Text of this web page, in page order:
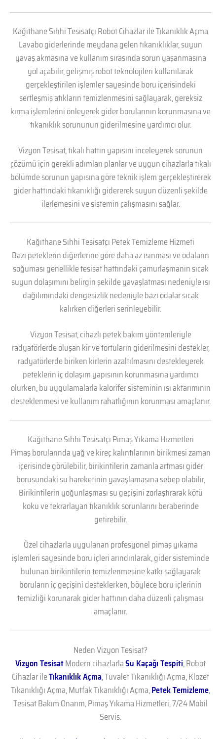
Kağıthane Sıhhi Tesisatçı Robot Cihazlar ile Tıkanıklık Açma
Lavabo giderlerinde meydana gelen tıkanıklıklar, suyun
yavaş akmasına ve kullanım sırasında sorun yaşanmasına
yol açabilir, gelişmiş robot teknolojileri kullanılarak
gerçekleştirilen işlemler sayesinde boru içerisindeki
sertleşmiş atıkların temizlenmesini sağlayarak, gereksiz
kırma işlemlerini önleyerek gider borularının korunmasına ve
tıkanıklık sorununun giderilmesine yardımcı olur.
Vizyon Tesisat, tıkalı hattın yapısını inceleyerek sorunun
çözümü için gerekli adımları planlar ve uygun cihazlarla tıkalı
bölümde sorunun yapısına göre teknik işlem gerçekleştirerek
gider hattındaki tıkanıklığı gidererek suyun düzenli şekilde
ilerlemesini ve sistemin çalışmasını sağlar.
Kağıthane Sıhhi Tesisatçı Petek Temizleme Hizmeti
Bazı peteklerin diğerlerine göre daha az ısınması ve odaların
soğuması genellikle tesisat hattındaki çamurlaşmanın sıcak
suyun dolaşımını belirgin şekilde yavaşlatması nedeniyle ısı
dağılımındaki dengesizlik nedeniyle bazı odalar sıcak
kalırken diğerleri serinleyebilir.
Vizyon Tesisat, cihazlı petek bakım yöntemleriyle
radyatörlerde oluşan kir ve tortuların giderilmesini destekler,
radyatörlerde biriken kirlerin azaltılmasını destekleyerek
peteklerin iç dolaşım yapısının korunmasına yardımcı
olurken, bu uygulamalarla kalorifer sisteminin ısı aktarımının
desteklenmesi ve kullanım rahatlığının korunması amaçlanır.
Kağıthane Sıhhi Tesisatçı Pimaş Yıkama Hizmetleri
Pimaş borularında yağ ve kireç kalıntılarının birikmesi zaman
içerisinde görülebilir, birikintilerin zamanla artması gider
borusundaki su hareketinin yavaşlamasına sebep olabilir,
Birikintilerin yoğunlaşması su geçişini zorlaştırarak kötü
koku ve tekrarlayan tıkanıklık sorunlarını beraberinde
getirebilir.
Özel cihazlarla uygulanan profesyonel pimaş yıkama
işlemleri sayesinde boru içleri arındırılarak, gider sisteminde
bulunan birikintilerin temizlenmesine katkı sağlayarak
boruların iç geçişini desteklerken, böylece boru içlerinin
temizliği korunarak gider hattının daha düzenli çalışması
amaçlanır.
Neden Vizyon Tesisat?
Vizyon TesisatModern cihazlarlaSu Kaçağı Tespiti, Robot
Cihazlar ileTıkanıklık Açma, Tuvalet Tıkanıklığı Açma, Klozet
Tıkanıklığı Açma, Mutfak Tıkanıklığı Açma,Petek Temizleme,
Tesisat Bakım Onarım, Pimaş Yıkama Hizmetleri, 7/24 Mobil
Servis.